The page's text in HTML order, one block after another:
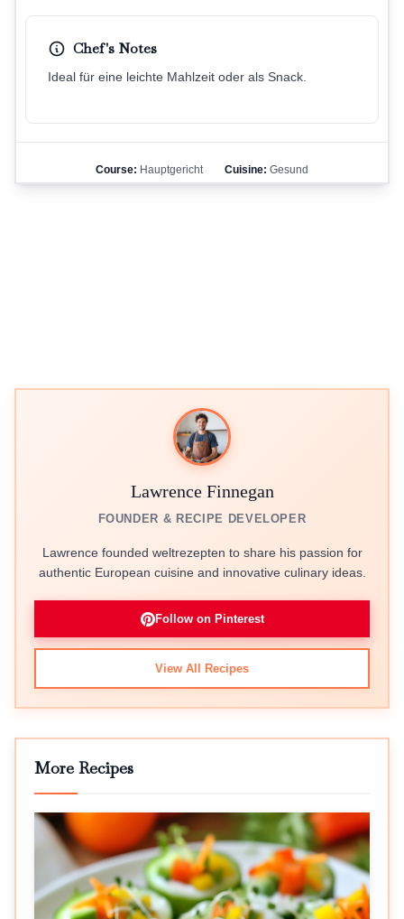
Chef's Notes
Ideal für eine leichte Mahlzeit oder als Snack.
Course: Hauptgericht Cuisine: Gesund
Lawrence Finnegan
FOUNDER & RECIPE DEVELOPER
Lawrence founded weltrezepten to share his passion for
authentic European cuisine and innovative culinary ideas.
Follow on Pinterest
View All Recipes
More Recipes